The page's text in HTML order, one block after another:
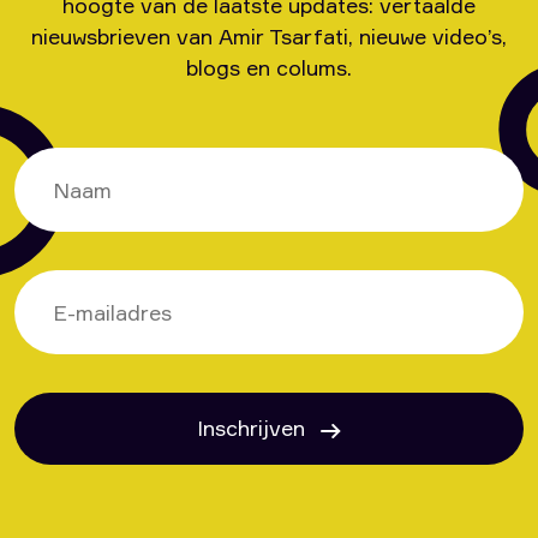
nieuwsbrieven van Amir Tsarfati, nieuwe video’s,
blogs en colums.
Inschrijven